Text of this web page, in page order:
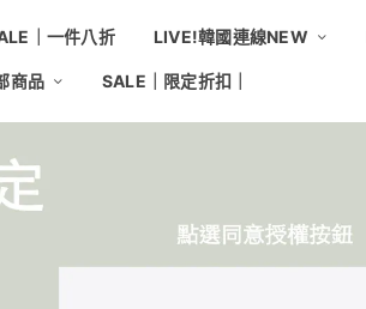
｜一件八折 LIVE!韓國連線NEW
商品 SALE｜限定折扣｜